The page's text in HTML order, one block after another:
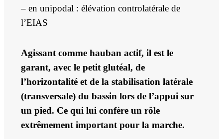
– en unipodal : élévation controlatérale de
l’EIAS
Agissant comme hauban actif, il est le
garant, avec le petit glutéal, de
l’horizontalité et de la stabilisation latérale
(transversale) du bassin lors de l’appui sur
un pied. Ce qui lui confère un rôle
extrêmement important pour la marche.